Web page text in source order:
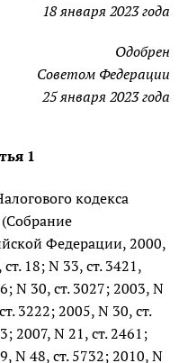
18 января 2023 года
Одобрен
Советом Федерации
25 января 2023 года
1
кодекса
Федерации, 2000,
18; N 33, ст. 3421,
N 30, ст. 3027; 2003, N
3222; 2005, N 30, ст.
2007, N 21, ст. 2461;
N 48, ст. 5732; 2010, N